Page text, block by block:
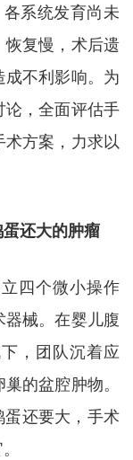
系统发育尚未
恢复慢，术后遗
成不利影响。为
论，全面评估手
方案，力求以
还大的肿瘤
四个微小操作
械。在婴儿腹
，团队沉着应
的盆腔肿物。
还要大，手术